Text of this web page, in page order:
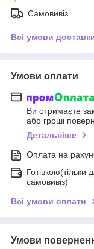
Самовивіз
Всі умови
Умови оплати
Ви отримаєте
або гроші
Детальніше
Оплата на
самовивіз)
Всі умови оплати
Умови